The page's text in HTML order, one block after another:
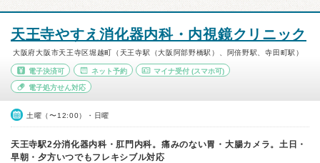
天王寺やすえ消化器内科・内視鏡クリニック
大阪府大阪市天王寺区堀越町（天王寺駅（大阪阿部野橋駅）、阿倍野駅、寺田町駅）
電子決済可 ネット予約 マイナ受付 (スマホ可)
電子処方せん対応
土曜（〜12:00）・日曜
天王寺駅2分消化器内科・肛門内科。痛みのない胃・大腸カメラ。土日・
早朝・夕方いつでもフレキシブル対応